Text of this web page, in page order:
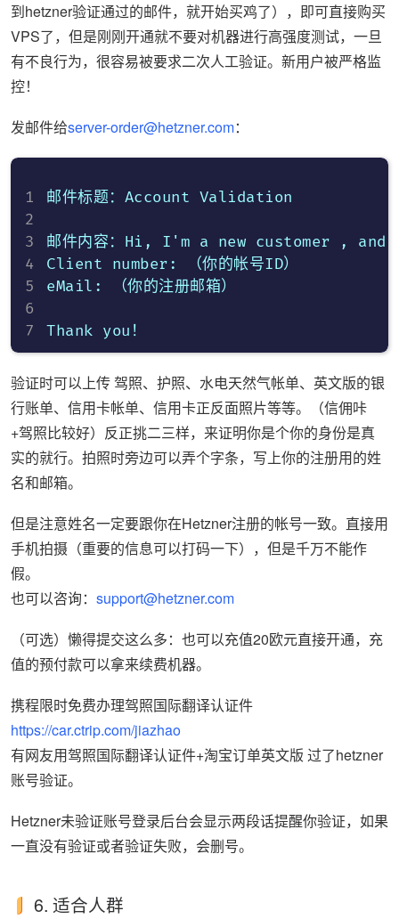
到hetzner验证通过的邮件，就开始买鸡了），即可直接购买
VPS了，但是刚刚开通就不要对机器进行高强度测试，一旦
有不良行为，很容易被要求二次人工验证。新用户被严格监
控！
发邮件给server-order@hetzner.com：
邮件标题：Account Validation
邮件内容：Hi, I'm a new customer ,
Client number: （你的帐号ID）
eMail: （你的注册邮箱）
验证时可以上传 驾照、护照、水电天然气帐单、英文版的银
行账单、信用卡帐单、信用卡正反面照片等等。（信佣咔
+驾照比较好）反正挑二三样，来证明你是个你的身份是真
实的就行。拍照时旁边可以弄个字条，写上你的注册用的姓
名和邮箱。
但是注意姓名一定要跟你在Hetzner注册的帐号一致。直接用
手机拍摄（重要的信息可以打码一下），但是千万不能作
假。
也可以咨询： support@hetzner.com
（可选）懒得提交这么多：也可以充值20欧元直接开通，充
值的预付款可以拿来续费机器。
携程限时免费办理驾照国际翻译认证件
https://car.ctrip.com/jiazhao
有网友用驾照国际翻译认证件+淘宝订单英文版 过了hetzner
账号验证。
Hetzner未验证账号登录后台会显示两段话提醒你验证，如果
一直没有验证或者验证失败，会删号。
6. 适合人群